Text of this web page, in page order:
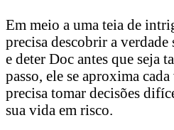
Em meio a uma teia de
precisa descobrir a
e deter Doc antes que seja
passo, ele se aproxima
precisa tomar decisões
sua vida em risco.